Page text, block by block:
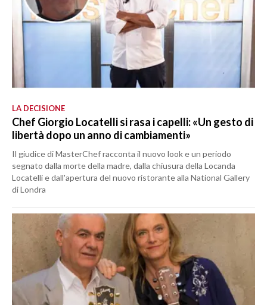
LA DECISIONE
Chef Giorgio Locatelli si rasa i capelli: «Un gesto di
libertà dopo un anno di cambiamenti»
Il giudice di MasterChef racconta il nuovo look e un periodo
segnato dalla morte della madre, dalla chiusura della Locanda
Locatelli e dall'apertura del nuovo ristorante alla National Gallery
di Londra